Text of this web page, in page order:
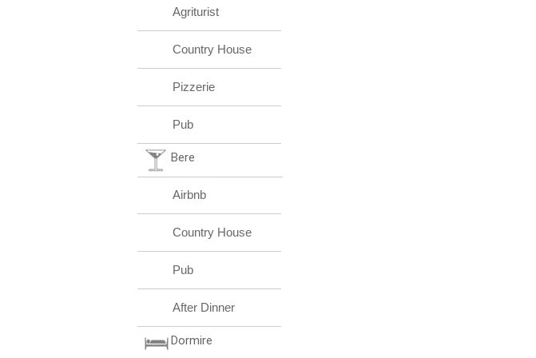
Agriturist
Country House
Pizzerie
Pub
Bere
Airbnb
Country House
Pub
After Dinner
Dormire